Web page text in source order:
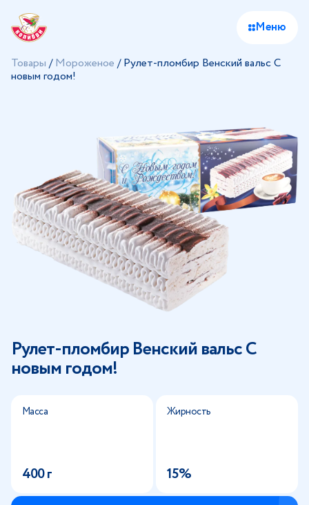
Меню
Товары /Мороженое /Рулет-пломбир Венский вальс С
новым годом!
Рулет-пломбир Венский вальс С
новым годом!
Масса
400 г
Жирность
15%